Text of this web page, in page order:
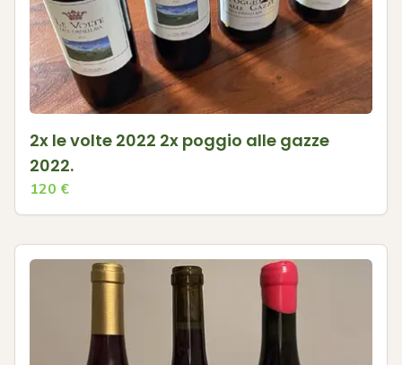
2x le volte 2022 2x poggio alle gazze
2022.
120 €